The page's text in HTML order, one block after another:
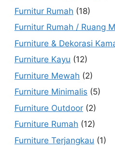
Furnitur Rumah (18)
Furnitur Rumah / Ruang
Furniture & Dekorasi
Furniture Kayu (12)
Furniture Mewah (2)
Furniture Minimalis (5)
Furniture Outdoor (2)
Furniture Rumah (12)
Furniture Terjangkau (1)